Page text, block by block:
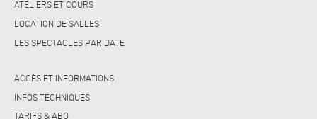
ATELIERS ET COURS
LOCATION DE SALLES
LES SPECTACLES PAR DATE
ACCÈS ET INFORMATIONS
INFOS TECHNIQUES
TARIFS & ABO